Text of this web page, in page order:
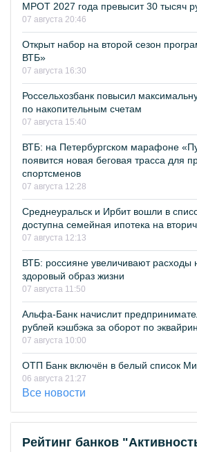
МРОТ 2027 года превысит 30 тысяч
07 августа 20:46
Открыт набор на второй сезон
ВТБ»
07 августа 16:30
Россельхозбанк повысил
по накопительным счетам
07 августа 15:40
ВТБ: на Петербургском марафоне
появится новая беговая трасса для
спортсменов
07 августа 12:28
Среднеуральск и Ирбит вошли в
доступна семейная ипотека на
07 августа 12:13
ВТБ: россияне увеличивают расходы
здоровый образ жизни
07 августа 11:50
Альфа-Банк начислит
рублей кэшбэка за оборот по
07 августа 10:00
ОТП Банк включён в белый список
06 августа 21:27
Все новости
Рейтинг банков